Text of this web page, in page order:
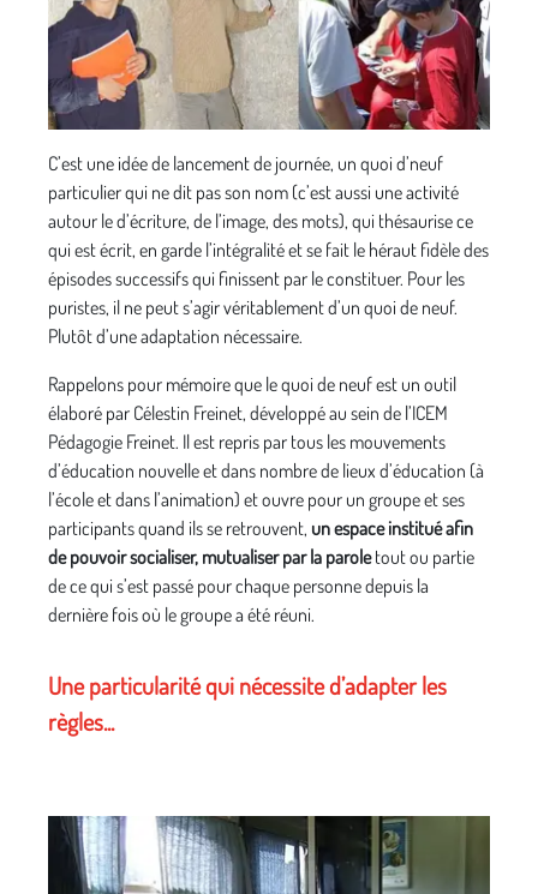
C’est une idée de lancement de journée, un quoi d’neuf
particulier qui ne dit pas son nom (c’est aussi une activité
autour le d’écriture, de l’image, des mots), qui thésaurise ce
qui est écrit, en garde l’intégralité et se fait le héraut fidèle des
épisodes successifs qui finissent par le constituer. Pour les
puristes, il ne peut s’agir véritablement d’un quoi de neuf.
Plutôt d’une adaptation nécessaire.
Rappelons pour mémoire que le quoi de neuf est un outil
élaboré par Célestin Freinet, développé au sein de l’ICEM
Pédagogie Freinet. Il est repris par tous les mouvements
d’éducation nouvelle et dans nombre de lieux d’éducation (à
l’école et dans l’animation) et ouvre pour un groupe et ses
participants quand ils se retrouvent, un espace institué afin
de pouvoir socialiser, mutualiser par la paroletout ou partie
de ce qui s’est passé pour chaque personne depuis la
dernière fois où le groupe a été réuni.
Une particularité qui nécessite d’adapter les
règles...